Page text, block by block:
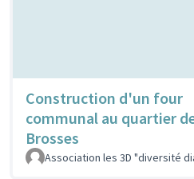
Construction d'un four
communal au quartier
Brosses
Association les 3D "diversité